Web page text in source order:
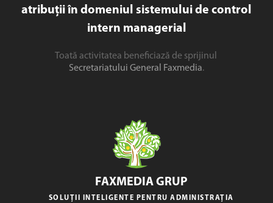
atribuții în domeniul sistemului de control
intern managerial
Toată activitatea beneficiază de sprijinul
Secretariatului General Faxmedia.
FAXMEDIA GRUP
SOLUȚII INTELIGENTE PENTRU ADMINISTRAȚIA